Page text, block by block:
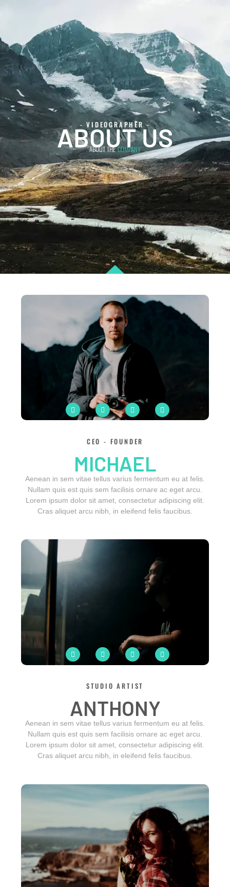
- VIDEOGRAPHER -
ABOUT US
ABOUT THECOMPANY
CEO - FOUNDER
MICHAEL
Aenean in sem vitae tellus varius fermentum eu at felis.
Nullam quis est quis sem facilisis ornare ac eget arcu.
Lorem ipsum dolor sit amet, consectetur adipiscing elit.
Cras aliquet arcu nibh, in eleifend felis faucibus.
STUDIO ARTIST
ANTHONY
Aenean in sem vitae tellus varius fermentum eu at felis.
Nullam quis est quis sem facilisis ornare ac eget arcu.
Lorem ipsum dolor sit amet, consectetur adipiscing elit.
Cras aliquet arcu nibh, in eleifend felis faucibus.